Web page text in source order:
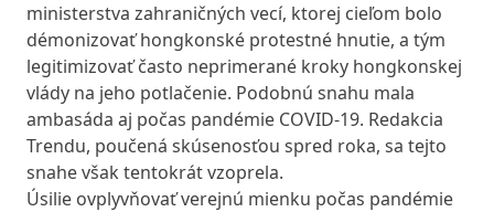
ministerstva zahraničných vecí, ktorej cieľom bolo
démonizovať hongkonské protestné hnutie, a tým
legitimizovať často neprimerané kroky hongkonskej
vlády na jeho potlačenie. Podobnú snahu mala
ambasáda aj počas pandémie COVID-19. Redakcia
Trendu, poučená skúsenosťou spred roka, sa tejto
snahe však tentokrát vzoprela.
Úsilie ovplyvňovať verejnú mienku počas pandémie